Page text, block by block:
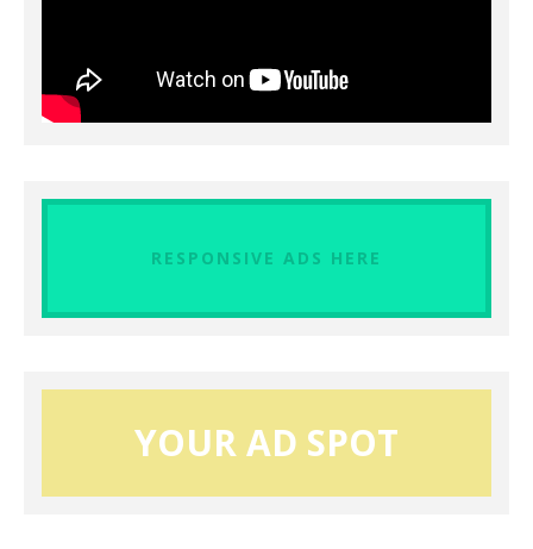
RESPONSIVE ADS HERE
YOUR AD SPOT